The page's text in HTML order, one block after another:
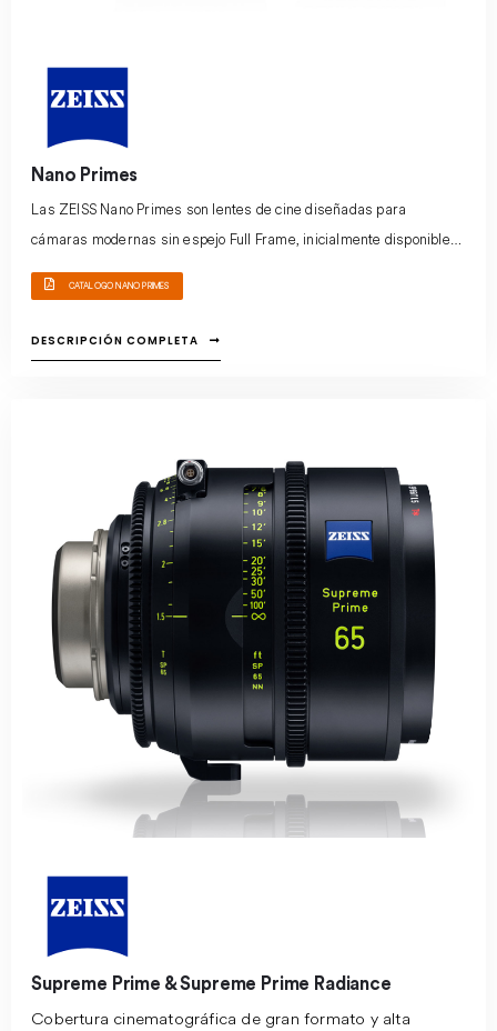
Nano Primes
Las ZEISS Nano Primes son lentes de cine diseñadas para
cámaras modernas sin espejo Full Frame, inicialmente disponibles
para montura E de Sony.
CATALOGO NANO PRIMES
DESCRIPCIÓN COMPLETA
Supreme Prime & Supreme Prime Radiance
Cobertura cinematográfica de gran formato y alta